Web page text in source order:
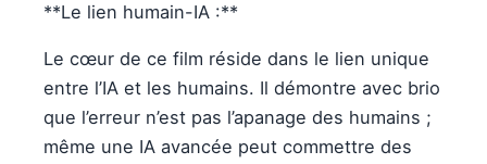
**Le lien humain-IA :**
Le cœur de ce film réside dans le lien unique
entre l’IA et les humains. Il démontre avec brio
que l’erreur n’est pas l’apanage des humains ;
même une IA avancée peut commettre des